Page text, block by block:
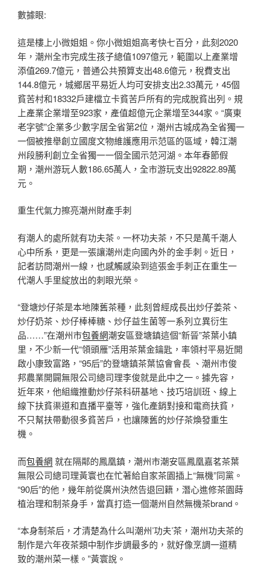
數據眼:
這是樓上小微姐姐。你小微姐姐高考快七百分，此刻2020
年，潮州全市完成生孩子總值1097億元，範圍以上產業增
添值269.7億元，普通公共預算支出48.6億元，稅費支出
144.8億元，城鄉居平易近人均可安排支出2.33萬元，45個
貧苦村和18332戶建檔立卡貧苦戶所有的完成脫貧出列。規
上產業企業增至923家，產值超億元企業增至344家。“廣東
老字號”企業多少數字居全省第2位，潮州古城成為全省獨一
一個被推舉創立國度文物維護應用示范區的區域，韓江潮
州段勝利創立全省獨一一個全國示范河湖。本年春節假
期，潮州游玩人數186.65萬人，全市游玩支出92822.89萬
元。
重生代氣力擦亮潮州財產手刺
有潮人的處所就有功夫茶。一杯功夫茶，不只是萬千潮人
心中所系，更是一張讓潮州走向國內外的金手刺。近日，
記者訪問潮州一線，也感觸感染到這張金手刺正在重生一
代潮人手里綻放出的刺眼光榮。
“登塘炒仔茶是本地陳舊茶種，此刻曾經成長出炒仔姜茶、
炒仔奶茶、炒仔棒棒糖、炒仔益生菌等一系列立異衍生
品……”在潮州市包養網潮安區登塘鎮這個“新晉”茶葉小鎮
里，不少新一代“領頭雁”活用茶葉金鑰匙，率領村平易近開
啟小康致富路，“95后”的登塘鎮茶葉協會會長 、潮州市俊
邦農業開闢無限公司總司理李俊就是此中之一。據先容，
近年來，他組織推動炒仔茶科研基地、技巧培訓班、線上
線下扶貧渠道和直播平臺等，強化產銷對接和電商扶貧，
不只幫扶帶動很多貧苦戶，也讓陳舊的炒仔茶煥發重生
機。
而包養網 就在隔鄰的鳳凰鎮，潮州市潮安區鳳凰嘉茗茶葉
無限公司總司理黃寰也在忙著給自家茶園插上“無機”同黨。
“90后”的他，幾年前從廣州決然告退回籍，潛心進修茶園蒔
植治理和制茶身手，當真打造一個潮州自然無機茶brand。
“本身制茶后，才清楚為什么叫潮州’功夫’茶，潮州功夫茶的
制作是六年夜茶類中制作步調最多的，就好像烹調一道精
致的潮州菜一樣。”黃寰說。